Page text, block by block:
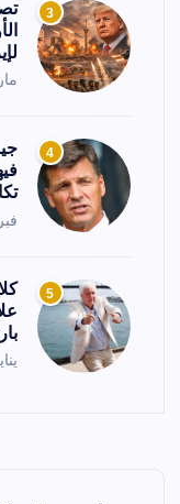
3
4
5
يناير 5,